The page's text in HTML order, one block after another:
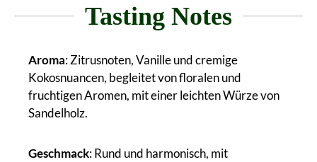
Tasting Notes
Aroma: Zitrusnoten, Vanille und cremige
Kokosnuancen, begleitet von floralen und
fruchtigen Aromen, mit einer leichten Würze von
Sandelholz.
Geschmack: Rund und harmonisch, mit